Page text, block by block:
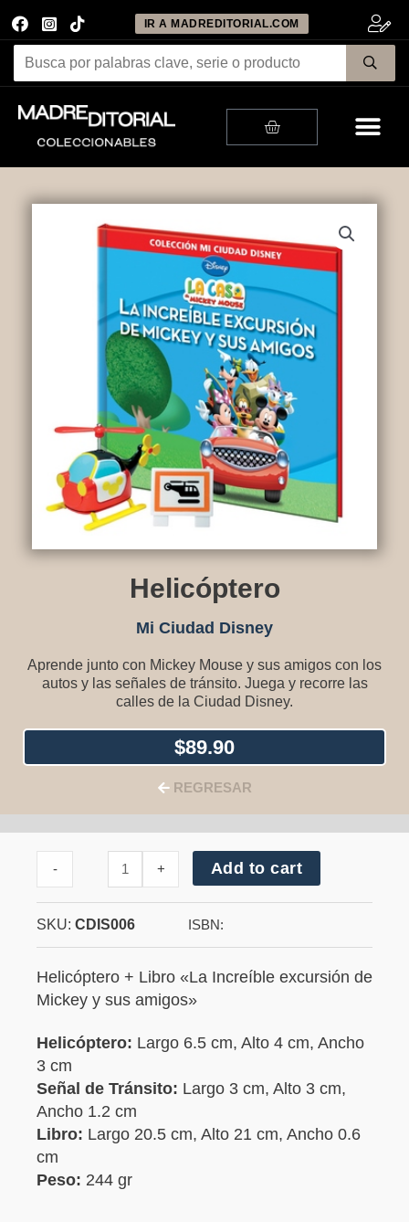
IR A MADREDITORIAL.COM
Cart
Helicóptero
Mi Ciudad Disney
Aprende junto con Mickey Mouse y sus amigos con los
autos y las señales de tránsito. Juega y recorre las
calles de la Ciudad Disney.
$89.90
REGRESAR
Helicóptero
- + Add to cart
SKU: CDIS006 ISBN:
Helicóptero + Libro «La Increíble excursión de
Mickey y sus amigos»
Helicóptero: Largo 6.5 cm, Alto 4 cm, Ancho
3 cm
Señal de Tránsito: Largo 3 cm, Alto 3 cm,
Ancho 1.2 cm
Libro: Largo 20.5 cm, Alto 21 cm, Ancho 0.6
cm
Peso: 244 gr